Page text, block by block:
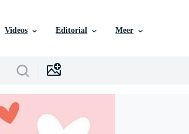
Videos Editorial Meer